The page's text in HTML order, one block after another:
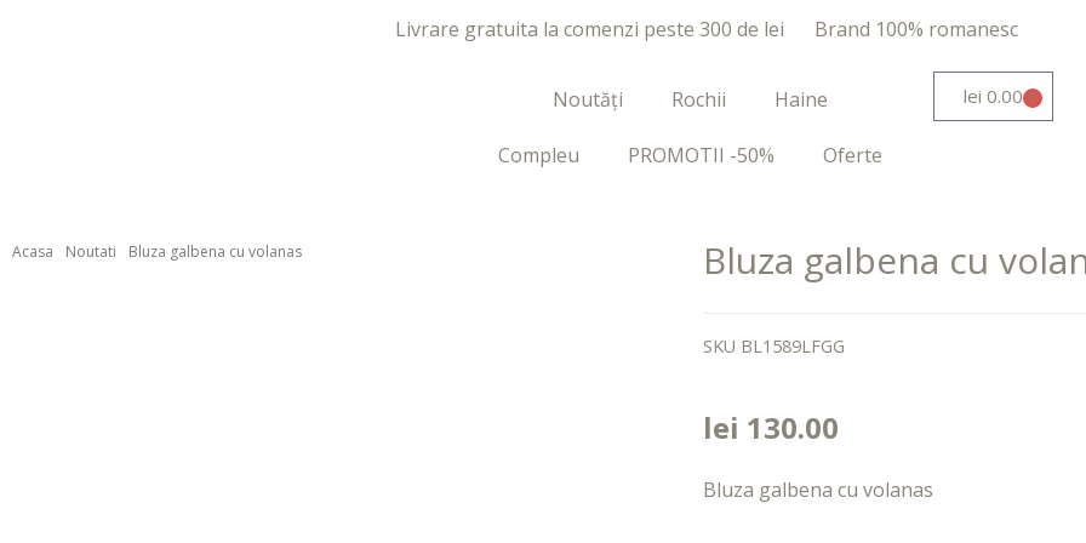
Livrare gratuita la comenzi peste 300 de lei Brand 100% romanesc
Noutăți Rochii Haine
Compleu PROMOTII -50% Oferte
lei 0.00 0
xxx-
Acasa Noutati Bluza galbena cu volanas Bluza galbena cu
SKU BL1589LFGG
lei 130.00
Bluza galbena cu volanas